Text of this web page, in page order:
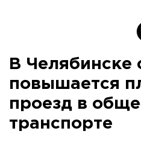
В Челябинске
повышается
проезд в
транспорте